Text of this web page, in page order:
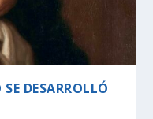
DESARROLLÓ